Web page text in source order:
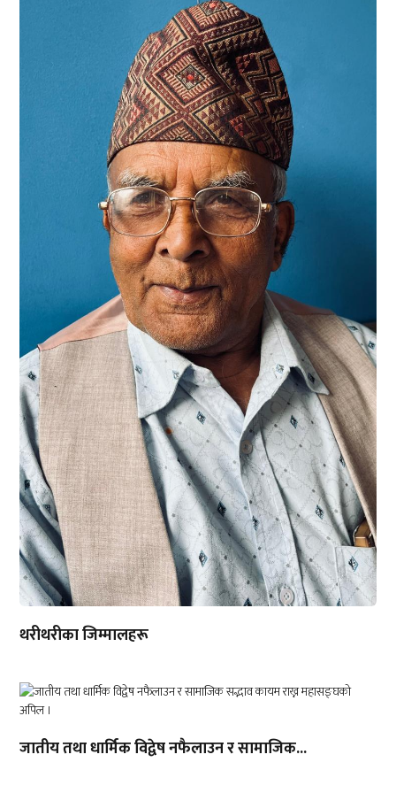
थरीथरीका जिम्मालहरू
जातीय तथा धार्मिक विद्वेष नफैलाउन र सामाजिक...